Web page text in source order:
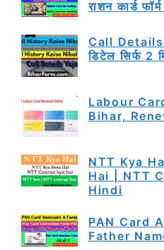
राशन कार्ड
Call
डिटेल सिर्फ 2
Labour
Bihar,
NTT Kya
Hai | NTT
Hindi
PAN Card
Father